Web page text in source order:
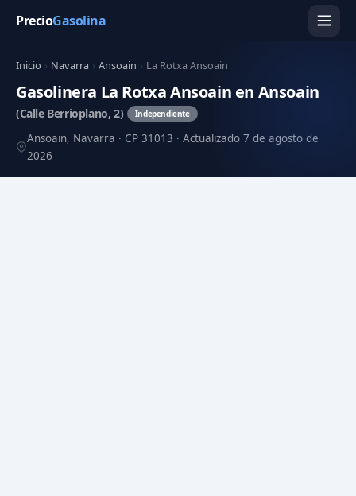
PrecioGasolina
Inicio › Navarra › Ansoain › La Rotxa Ansoain
Gasolinera La Rotxa Ansoain en Ansoain
(Calle Berrioplano, 2) Independiente
Ansoain, Navarra · CP 31013 · Actualizado 7 de agosto de
2026